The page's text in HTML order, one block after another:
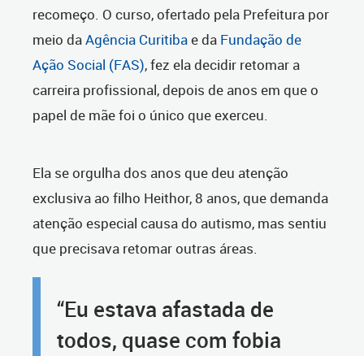
recomeço. O curso, ofertado pela Prefeitura por
meio daAgência Curitibae da Fundação de
Ação Social (FAS), fez ela decidir retomar a
carreira profissional, depois de anos em que o
papel de mãe foi o único que exerceu.
Ela se orgulha dos anos que deu atenção
exclusiva ao filho Heithor, 8 anos, que demanda
atenção especial causa do autismo, mas sentiu
que precisava retomar outras áreas.
“Eu estava afastada de
todos, quase com fobia